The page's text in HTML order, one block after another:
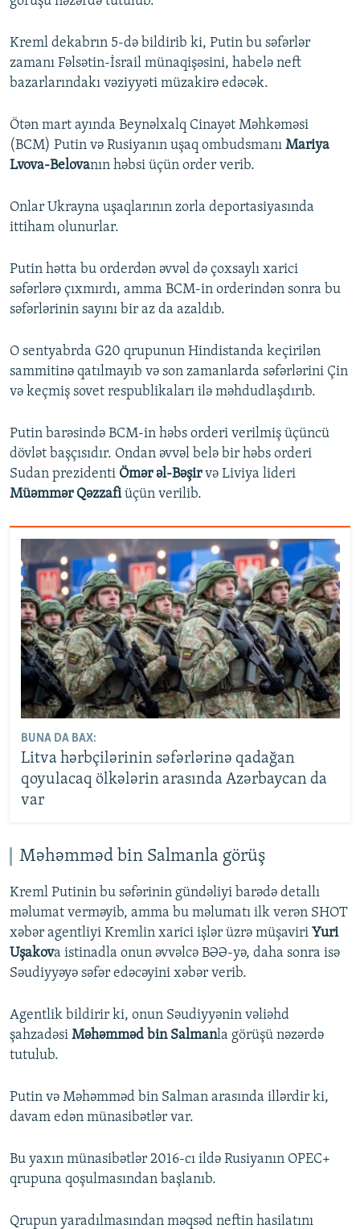
Kreml dekabrın 5-də bildirib ki, Putin bu səfərlər
zamanı Fəlsətin-İsrail münaqişəsini, habelə neft
bazarlarındakı vəziyyəti müzakirə edəcək.
Ötən mart ayında Beynəlxalq Cinayət Məhkəməsi
(BCM) Putin və Rusiyanın uşaq ombudsmanı Mariya
Lvova-Belovanın həbsi üçün order verib.
Onlar Ukrayna uşaqlarının zorla deportasiyasında
ittiham olunurlar.
Putin hətta bu orderdən əvvəl də çoxsaylı xarici
səfərlərə çıxmırdı, amma BCM-in orderindən sonra bu
səfərlərinin sayını bir az da azaldıb.
O sentyabrda G20 qrupunun Hindistanda keçirilən
sammitinə qatılmayıb və son zamanlarda səfərlərini Çin
və keçmiş sovet respublikaları ilə məhdudlaşdırıb.
Putin barəsində BCM-in həbs orderi verilmiş üçüncü
dövlət başçısıdır. Ondan əvvəl belə bir həbs orderi
Sudan prezidenti Ömər əl-Bəşirvə Liviya lideri
Müəmmər Qəzzafiüçün verilib.
BUNA DA BAX:
Litva hərbçilərinin səfərlərinə qadağan
qoyulacaq ölkələrin arasında Azərbaycan da
var
Məhəmməd bin Salmanla görüş
Kreml Putinin bu səfərinin gündəliyi barədə detallı
məlumat verməyib, amma bu məlumatı ilk verən SHOT
xəbər agentliyi Kremlin xarici işlər üzrə müşaviri Yuri
Uşakova istinadla onun əvvəlcə BƏƏ-yə, daha sonra isə
Səudiyyəyə səfər edəcəyini xəbər verib.
Agentlik bildirir ki, onun Səudiyyənin vəliəhd
şahzadəsi Məhəmməd bin Salmanla görüşü nəzərdə
tutulub.
Putin və Məhəmməd bin Salman arasında illərdir ki,
davam edən münasibətlər var.
Bu yaxın münasibətlər 2016-cı ildə Rusiyanın OPEC+
qrupuna qoşulmasından başlanıb.
Qrupun yaradılmasından məqsəd neftin hasilatını